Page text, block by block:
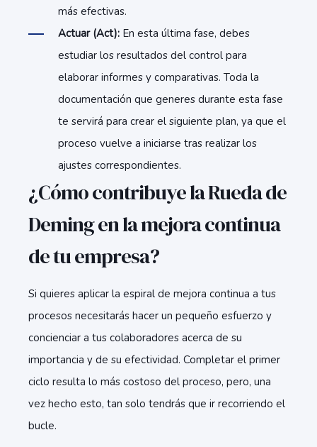
más efectivas.
Actuar (Act): En esta última fase, debes
estudiar los resultados del control para
elaborar informes y comparativas. Toda la
documentación que generes durante esta fase
te servirá para crear el siguiente plan, ya que el
proceso vuelve a iniciarse tras realizar los
ajustes correspondientes.
¿Cómo contribuye la Rueda de
Deming en la mejora continua
de tu empresa?
Si quieres aplicar la espiral de mejora continua a tus
procesos necesitarás hacer un pequeño esfuerzo y
concienciar a tus colaboradores acerca de su
importancia y de su efectividad. Completar el primer
ciclo resulta lo más costoso del proceso, pero, una
vez hecho esto, tan solo tendrás que ir recorriendo el
bucle.